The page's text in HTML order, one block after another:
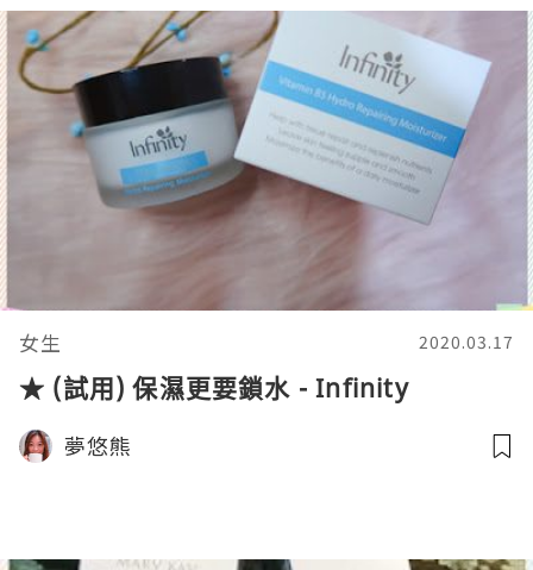
女生 2020.03.17
★ (試用) 保濕更要鎖水 - Infinity
夢悠熊